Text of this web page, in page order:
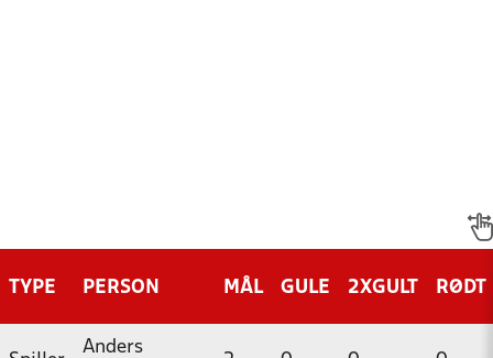
TYPE PERSON MÅL GULE 2XGULT RØDT
Anders